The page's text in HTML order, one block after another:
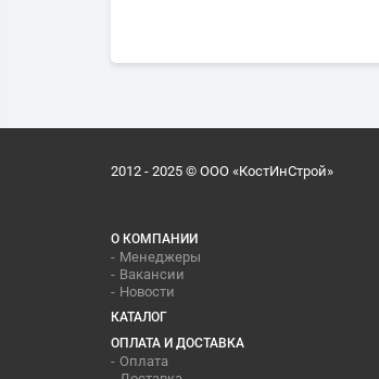
2012 - 2025 © ООО «КостИнСтрой»
О КОМПАНИИ
Менеджеры
Вакансии
Новости
КАТАЛОГ
ОПЛАТА И ДОСТАВКА
Оплата